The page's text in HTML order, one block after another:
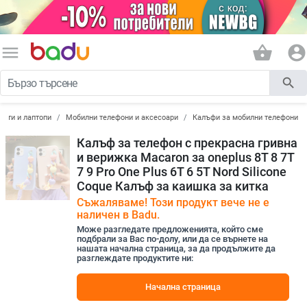
menu shopping_basket account_circle
search
и лаптопи Мобилни телефони и аксесоари Калъфи за мобилни телефони
Калъф за телефон с прекрасна гривна
и верижка Macaron за oneplus 8T 8 7T
7 9 Pro One Plus 6T 6 5T Nord Silicone
Coque Калъф за каишка за китка
Съжаляваме! Този продукт вече не е
наличен в Badu.
Може разгледате предложенията, който сме
подбрали за Вас по-долу, или да се върнете на
нашата начална страница, за да продължите да
разглеждате продуктите ни:
Начална страница